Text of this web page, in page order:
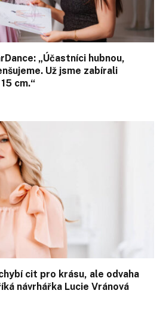
„Účastníci hubnou,
Už jsme zabírali
cm.“
cit pro krásu, ale odvaha
návrhářka Lucie Vránová